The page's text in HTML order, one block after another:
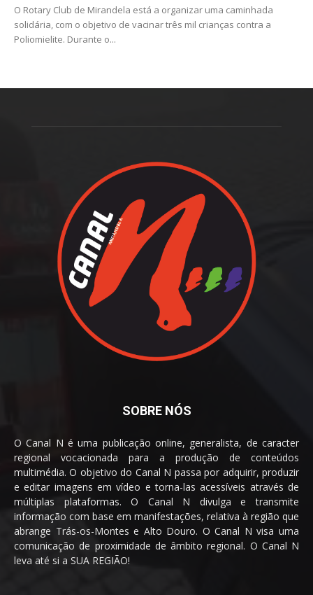
O Rotary Club de Mirandela está a organizar uma caminhada
solidária, com o objetivo de vacinar três mil crianças contra a
Poliomielite. Durante o...
SOBRE NÓS
O Canal N é uma publicação online, generalista, de caracter
regional vocacionada para a produção de conteúdos
multimédia. O objetivo do Canal N passa por adquirir, produzir
e editar imagens em vídeo e torna-las acessíveis através de
múltiplas plataformas. O Canal N divulga e transmite
informação com base em manifestações, relativa à região que
abrange Trás-os-Montes e Alto Douro. O Canal N visa uma
comunicação de proximidade de âmbito regional. O Canal N
leva até si a SUA REGIÃO!